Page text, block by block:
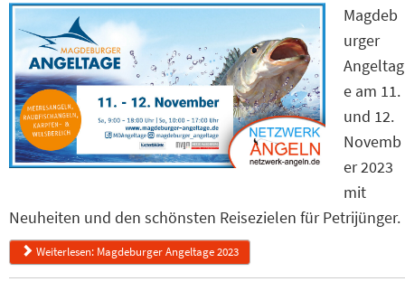
Magdeb
urger
Angeltag
e am 11.
und 12.
Novemb
er 2023
mit
Neuheiten und den schönsten Reisezielen für Petrijünger.
Weiterlesen: Magdeburger Angeltage 2023